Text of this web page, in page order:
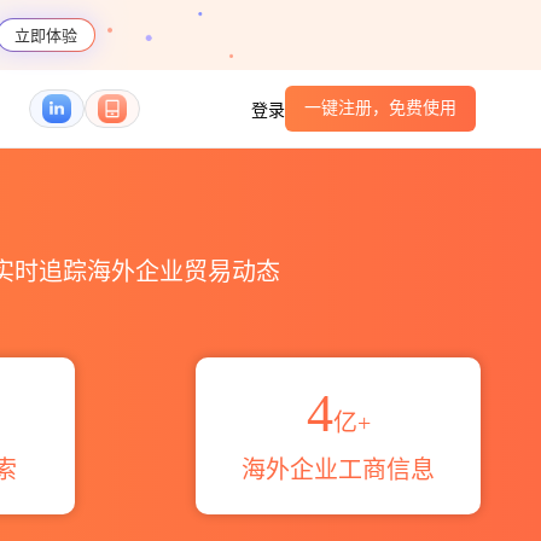
立即体验
登录 一键注册，免费使用
时追踪海外企业贸易动态
4亿+
海外企业工商信息